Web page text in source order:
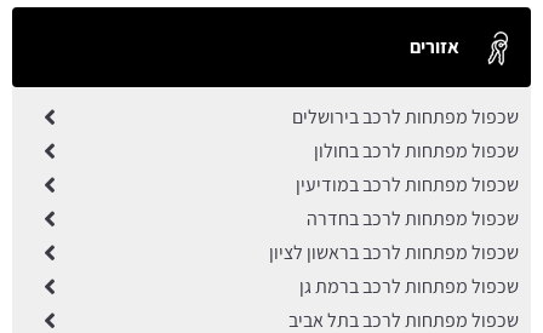
אזורים
שכפול מפתחות לרכב בירושלים
שכפול מפתחות לרכב בחולון
שכפול מפתחות לרכב במודיעין
שכפול מפתחות לרכב בחדרה
שכפול מפתחות לרכב בראשון לציון
שכפול מפתחות לרכב ברמת גן
שכפול מפתחות לרכב בתל אביב